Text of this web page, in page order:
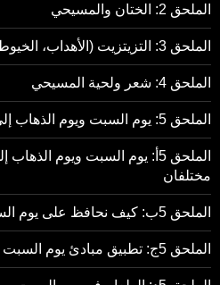
الملحق 2: الختان والمسيحي
الملحق 3: التزيتزيت (الأهداب، الخيوط، الشُرابات)
الملحق 4: شعر ولحية المسيحي
الملحق 5: يوم السبت ويوم الذهاب إلى الكنيسة، شيئان مختلفان
الملحق 5أ: يوم السبت ويوم
مختلفان
الملحق 5ب: كيف نحافظ على يوم السبت في العصر الحديث
الملحق 5ج: تطبيق مبادئ يوم السبت في الحياة اليومية